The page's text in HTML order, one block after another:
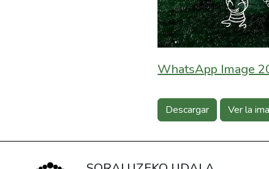
WhatsApp Image
Descargar Ver la